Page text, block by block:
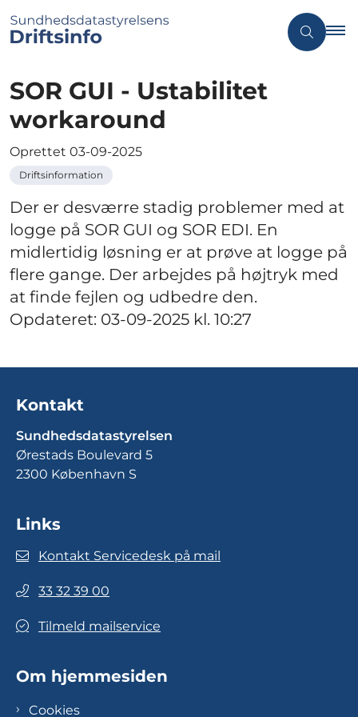
SOR GUI - Ustabilitet
workaround
Oprettet 03-09-2025
Driftsinformation
Der er desværre stadig problemer med at
logge på SOR GUI og SOR EDI. En
midlertidig løsning er at prøve at logge på
flere gange. Der arbejdes på højtryk med
at finde fejlen og udbedre den.
Opdateret: 03-09-2025 kl. 10:27
Kontakt
Sundhedsdatastyrelsen
Ørestads Boulevard 5
2300 København S
Links
Kontakt Servicedesk på mail
33 32 39 00
Tilmeld mailservice
Om hjemmesiden
Cookies